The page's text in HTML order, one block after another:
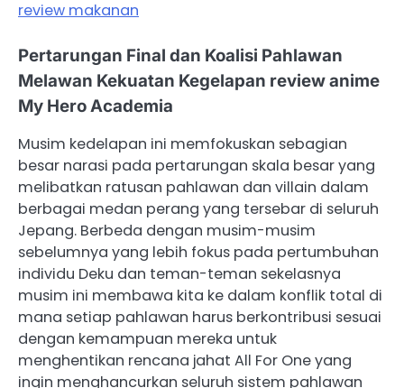
review makanan
Pertarungan Final dan Koalisi Pahlawan
Melawan Kekuatan Kegelapan review anime
My Hero Academia
Musim kedelapan ini memfokuskan sebagian
besar narasi pada pertarungan skala besar yang
melibatkan ratusan pahlawan dan villain dalam
berbagai medan perang yang tersebar di seluruh
Jepang. Berbeda dengan musim-musim
sebelumnya yang lebih fokus pada pertumbuhan
individu Deku dan teman-teman sekelasnya
musim ini membawa kita ke dalam konflik total di
mana setiap pahlawan harus berkontribusi sesuai
dengan kemampuan mereka untuk
menghentikan rencana jahat All For One yang
ingin menghancurkan seluruh sistem pahlawan